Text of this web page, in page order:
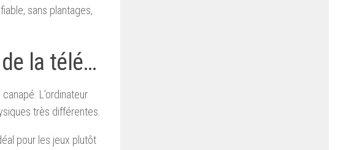
sans plantages,
la télé…
L’ordinateur
très différentes.
pour les jeux plutôt